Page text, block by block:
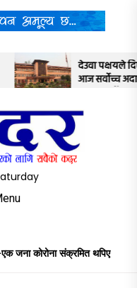
पुनरावलोकन निवेदनमाथि
तीन न्यायाधीशले
जना कोरोना संक्रमित थपिए